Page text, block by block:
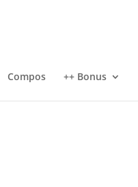
Compos ++ Bonus